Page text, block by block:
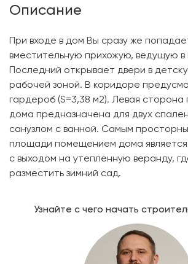
Описание
При входе в дом Вы сразу же
вместительную прихожую, ведущую
Последний открывает двери в
рабочей зоной. В коридоре
гардероб (S=3,38 м2). Левая
дома предназначена для двух
санузлом с ванной. Самым
площади помещением дома является
с выходом на утепленную веранду,
разместить зимний сад.
Узнайте с чего начать